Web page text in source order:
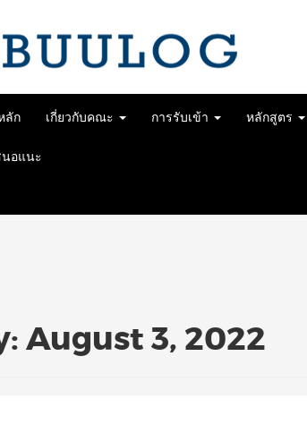
ลัก เกี่ยวกับคณะ การรับเข้า หลักสูตร
นอแนะ
August 3, 2022